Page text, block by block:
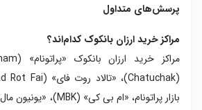
پرسش‌های متداول
مراکز خرید ارزان بانکوک کدام‌اند؟